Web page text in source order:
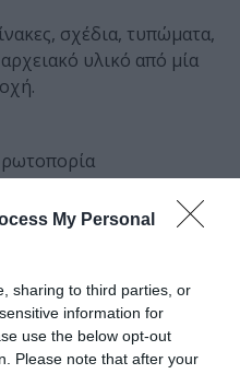
My Personal
sharing to third parties, or
information for
use the below opt-out
Please note that after your
σχέδια, τυπώματα,
υλικό από μία
10.00 με 14.00 και
21.00
Τέχνης (Κ.Μ.Σ.Τ.)